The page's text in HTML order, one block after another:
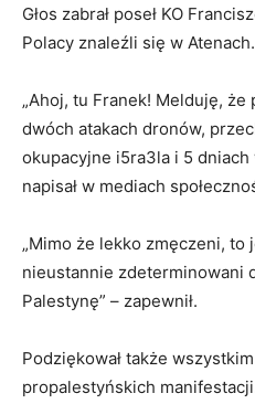
Głos zabrał poseł KO
Polacy znaleźli się w Atenach.
„Ahoj, tu Franek! Melduję,
dwóch atakach dronów,
okupacyjne i5ra3la i 5 dniach
napisał w mediach
„Mimo że lekko zmęczeni, to
nieustannie zdeterminowani
Palestynę” – zapewnił.
Podziękował także
propalestyńskich